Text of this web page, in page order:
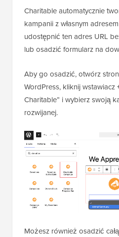
Charitable automatycznie
kampanii z własnym
udostępnić ten adres URL
lub osadzić formularz na
Aby go osadzić, otwórz
WordPress, kliknij wstawiacz
Charitable” i wybierz swoją
rozwijanej.
Możesz również osadzić